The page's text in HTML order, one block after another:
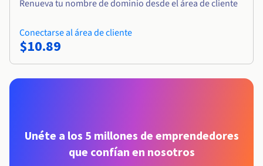
Renueva tu nombre de dominio desde el área de cliente
Conectarse al área de cliente
$10.89
Unéte a los 5 millones de emprendedores
que confían en nosotros